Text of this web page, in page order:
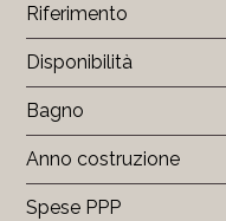
Riferimento
Disponibilità
Bagno
Anno costruzione
Spese PPP